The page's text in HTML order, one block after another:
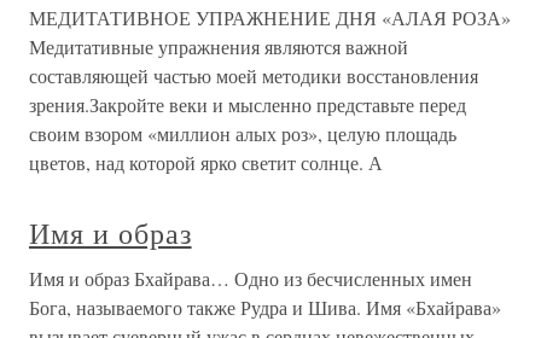
МЕДИТАТИВНОЕ УПРАЖНЕНИЕ ДНЯ «АЛАЯ РОЗА»
Медитативные упражнения являются важной
составляющей частью моей методики восстановления
зрения.Закройте веки и мысленно представьте перед
своим взором «миллион алых роз», целую площадь
цветов, над которой ярко светит солнце. А
Имя и образ
Имя и образ Бхайрава… Одно из бесчисленных имен
Бога, называемого также Рудра и Шива. Имя «Бхайрава»